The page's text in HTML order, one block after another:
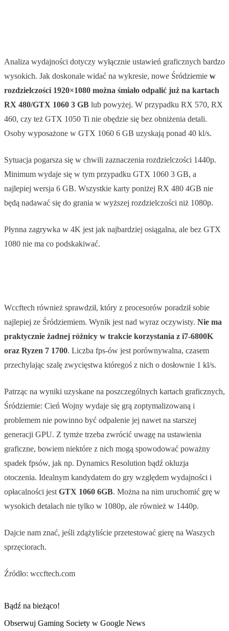
Analiza wydajności dotyczy wyłącznie ustawień graficznych bardzo
wysokich. Jak doskonale widać na wykresie, nowe Śródziemie w
rozdzielczości 1920×1080 można śmiało odpalić już na kartach
RX 480/GTX 1060 3 GB lub powyżej. W przypadku RX 570, RX
460, czy też GTX 1050 Ti nie obędzie się bez obniżenia detali.
Osoby wyposażone w GTX 1060 6 GB uzyskają ponad 40 kl/s.
Sytuacja pogarsza się w chwili zaznaczenia rozdzielczości 1440p.
Minimum wydaje się w tym przypadku GTX 1060 3 GB, a
najlepiej wersja 6 GB. Wszystkie karty poniżej RX 480 4GB nie
będą nadawać się do grania w wyższej rozdzielczości niż 1080p.
Płynna zagrywka w 4K jest jak najbardziej osiągalna, ale bez GTX
1080 nie ma co podskakiwać.
Wccftech również sprawdził, który z procesorów poradził sobie
najlepiej ze Śródziemiem. Wynik jest nad wyraz oczywisty. Nie ma
praktycznie żadnej różnicy w trakcie korzystania z i7-6800K
oraz Ryzen 7 1700. Liczba fps-ów jest porównywalna, czasem
przechylając szalę zwycięstwa któregoś z nich o dosłownie 1 kl/s.
Patrząc na wyniki uzyskane na poszczególnych kartach graficznych,
Śródziemie: Cień Wojny wydaje się grą zoptymalizowaną i
problemem nie powinno być odpalenie jej nawet na starszej
generacji GPU. Z tymże trzeba zwrócić uwagę na ustawienia
graficzne, bowiem niektóre z nich mogą spowodować poważny
spadek fpsów, jak np. Dynamics Resolution bądź okluzja
otoczenia. Idealnym kandydatem do gry względem wydajności i
opłacalności jest GTX 1060 6GB. Można na nim uruchomić grę w
wysokich detalach nie tylko w 1080p, ale również w 1440p.
Dajcie nam znać, jeśli zdążyliście przetestować gierę na Waszych
sprzęciorach.
Źródło: wccftech.com
Bądź na bieżąco!
Obserwuj Gaming Society w Google News